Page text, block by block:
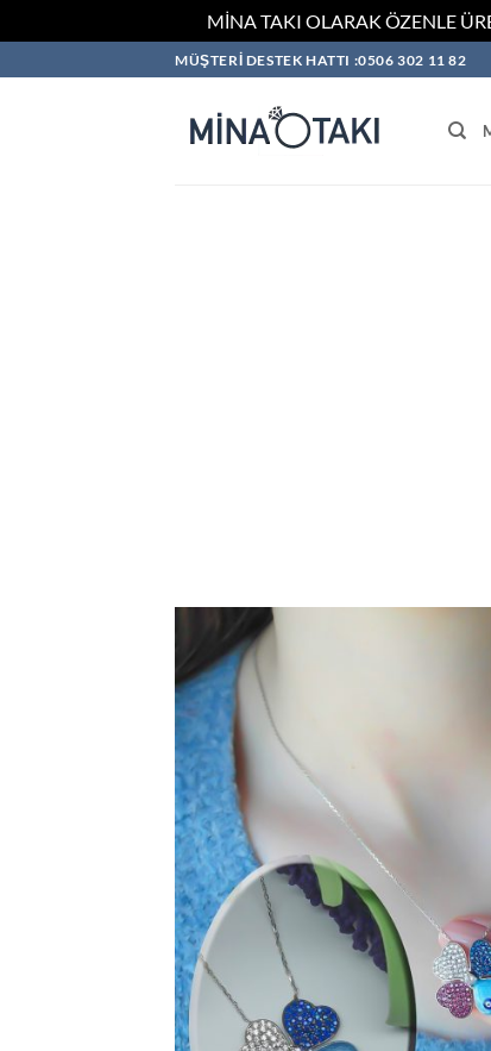
MİNA TAKI OLARAK ÖZENLE
atla
MÜŞTERİ DESTEK HATTI :0506 302 11 82